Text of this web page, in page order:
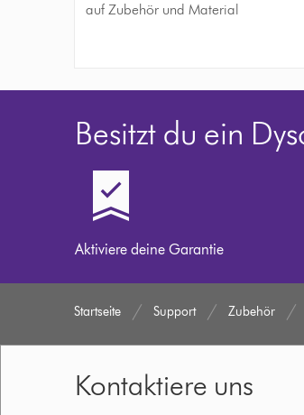
auf Zubehör und Material
Besitzt du ein
Aktiviere deine Garantie
Startseite Support Zubehör
Kontaktiere uns